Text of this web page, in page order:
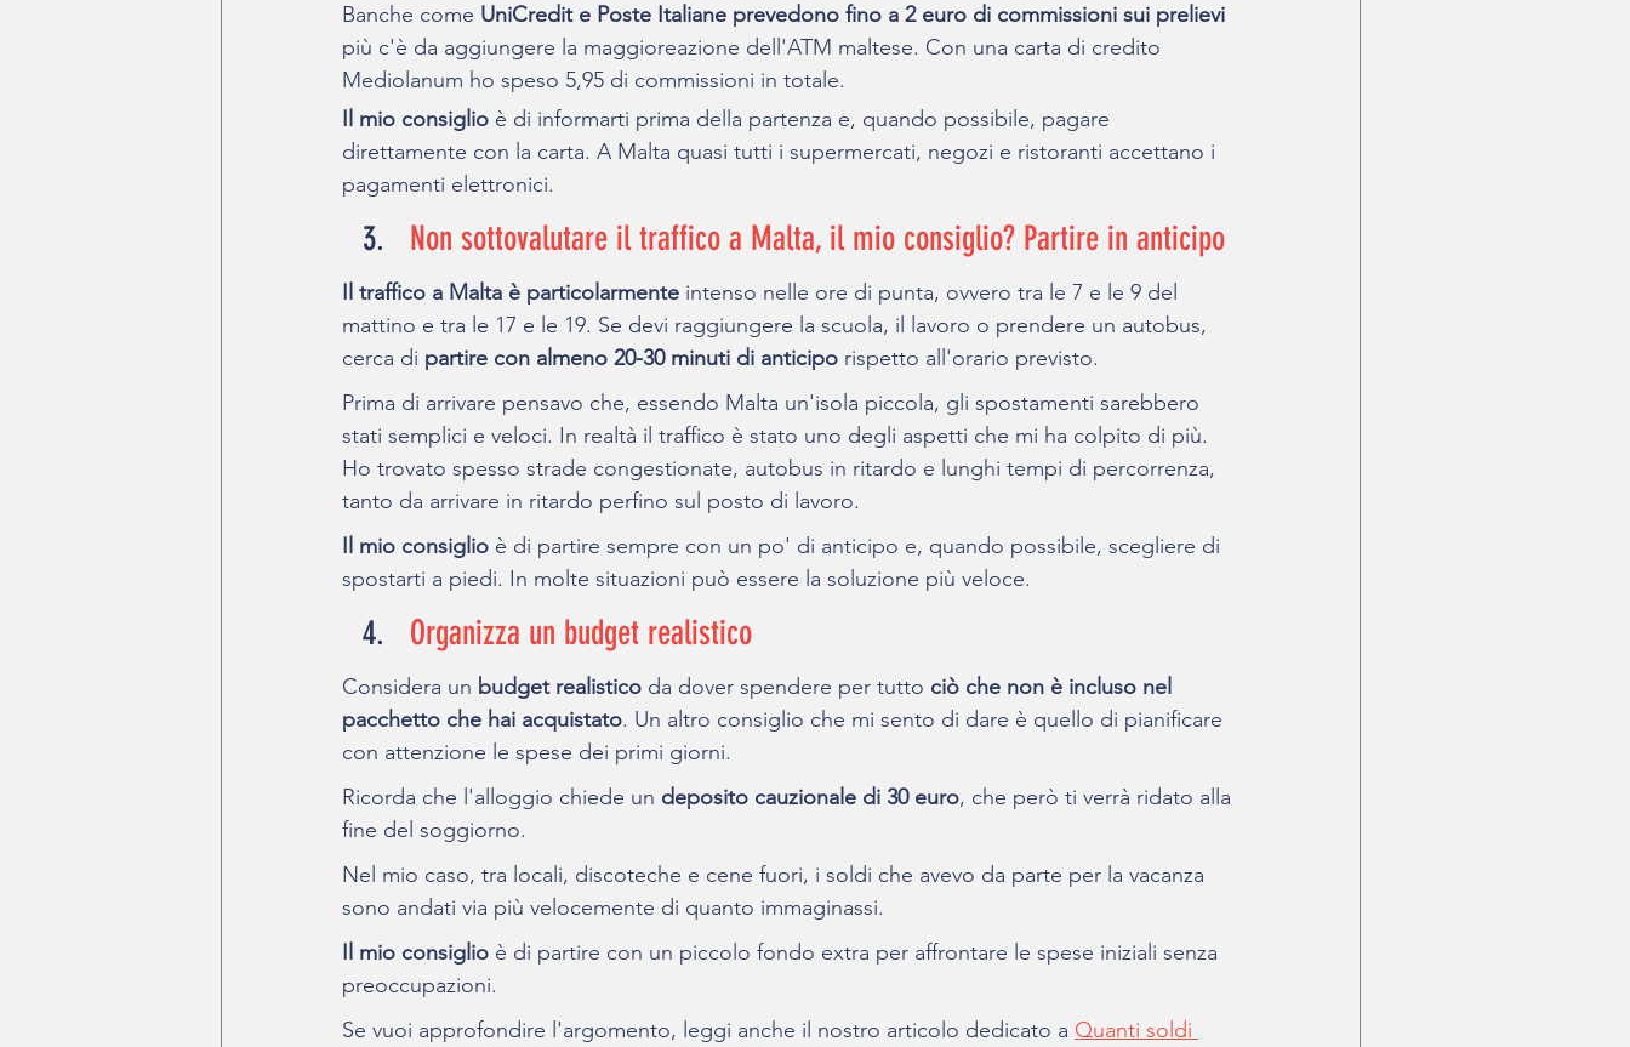
Banche come UniCredit e Poste Italiane prevedono fino a 2 euro di commissioni sui prelievi
più c'è da aggiungere la maggioreazione dell'ATM maltese. Con una carta di credito
Mediolanum ho speso 5,95 di commissioni in totale.
Il mio consiglio è di informarti prima della partenza e, quando possibile, pagare
direttamente con la carta. A Malta quasi tutti i supermercati, negozi e ristoranti accettano i
pagamenti elettronici.
Non sottovalutare il traffico a Malta, il mio consiglio? Partire in anticipo
Il traffico a Malta è particolarmente intenso nelle ore di punta, ovvero tra le 7 e le 9 del
mattino e tra le 17 e le 19. Se devi raggiungere la scuola, il lavoro o prendere un autobus,
cerca di partire con almeno 20-30 minuti di anticipo rispetto all'orario previsto.
Prima di arrivare pensavo che, essendo Malta un'isola piccola, gli spostamenti sarebbero
stati semplici e veloci. In realtà il traffico è stato uno degli aspetti che mi ha colpito di più.
Ho trovato spesso strade congestionate, autobus in ritardo e lunghi tempi di percorrenza,
tanto da arrivare in ritardo perfino sul posto di lavoro.
Il mio consiglio è di partire sempre con un po' di anticipo e, quando possibile, scegliere di
spostarti a piedi. In molte situazioni può essere la soluzione più veloce.
Organizza un budget realistico
Considera un budget realistico da dover spendere per tutto ciò che non è incluso nel
pacchetto che hai acquistato. Un altro consiglio che mi sento di dare è quello di pianificare
con attenzione le spese dei primi giorni.
Ricorda che l'alloggio chiede un deposito cauzionale di 30 euro, che però ti verrà ridato alla
fine del soggiorno.
Nel mio caso, tra locali, discoteche e cene fuori, i soldi che avevo da parte per la vacanza
sono andati via più velocemente di quanto immaginassi.
Il mio consiglio è di partire con un piccolo fondo extra per affrontare le spese iniziali senza
preoccupazioni.
Se vuoi approfondire l'argomento, leggi anche il nostro articolo dedicato a Quanti soldi